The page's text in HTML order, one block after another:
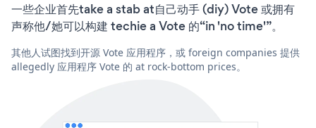
一些企业首先take a stab at自己动手 (diy) Vote 或拥有
声称他/她可以构建 techie a Vote 的“in 'no time'”。
其他人试图找到开源 Vote 应用程序，或 foreign companies 提供
allegedly 应用程序 Vote 的 at rock-bottom prices。